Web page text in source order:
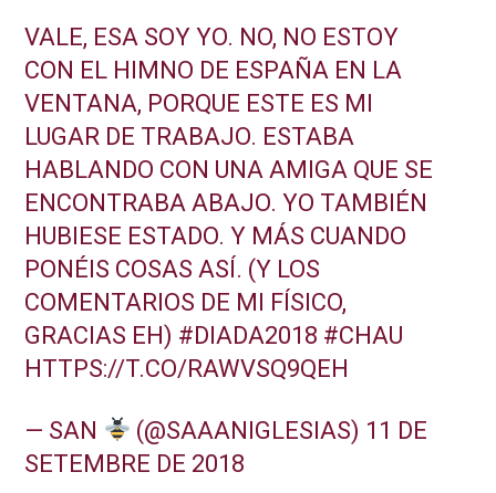
VALE, ESA SOY YO. NO, NO ESTOY
CON EL HIMNO DE ESPAÑA EN LA
VENTANA, PORQUE ESTE ES MI
LUGAR DE TRABAJO. ESTABA
HABLANDO CON UNA AMIGA QUE SE
ENCONTRABA ABAJO. YO TAMBIÉN
HUBIESE ESTADO. Y MÁS CUANDO
PONÉIS COSAS ASÍ. (Y LOS
COMENTARIOS DE MI FÍSICO,
GRACIAS EH) #DIADA2018 #CHAU
HTTPS://T.CO/RAWVSQ9QEH
— SAN (@SAAANIGLESIAS) 11 DE
SETEMBRE DE 2018